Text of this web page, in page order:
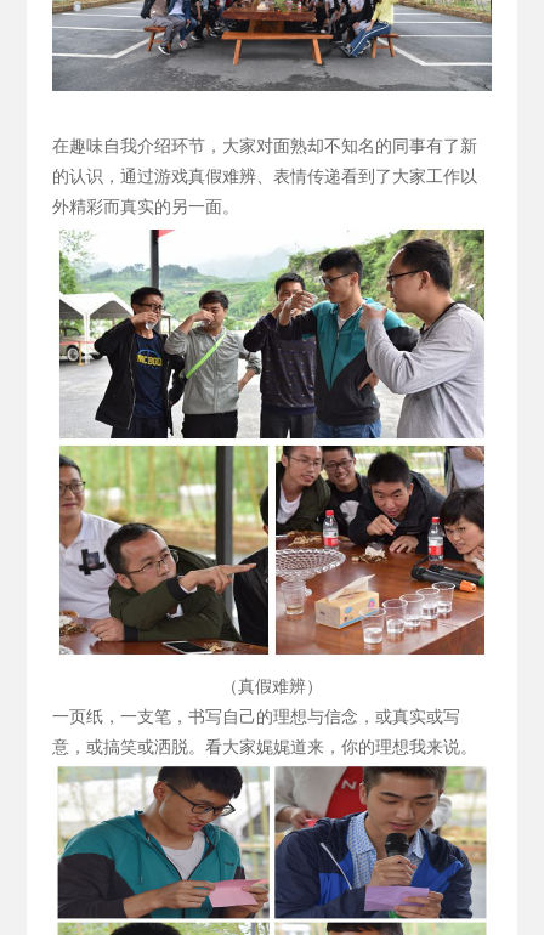
在趣味自我介绍环节，大家对面熟却不知名的同事有了新
的认识，通过游戏真假难辨、表情传递看到了大家工作以
外精彩而真实的另一面。
（真假难辨）
一页纸，一支笔，书写自己的理想与信念，或真实或写
意，或搞笑或洒脱。看大家娓娓道来，你的理想我来说。